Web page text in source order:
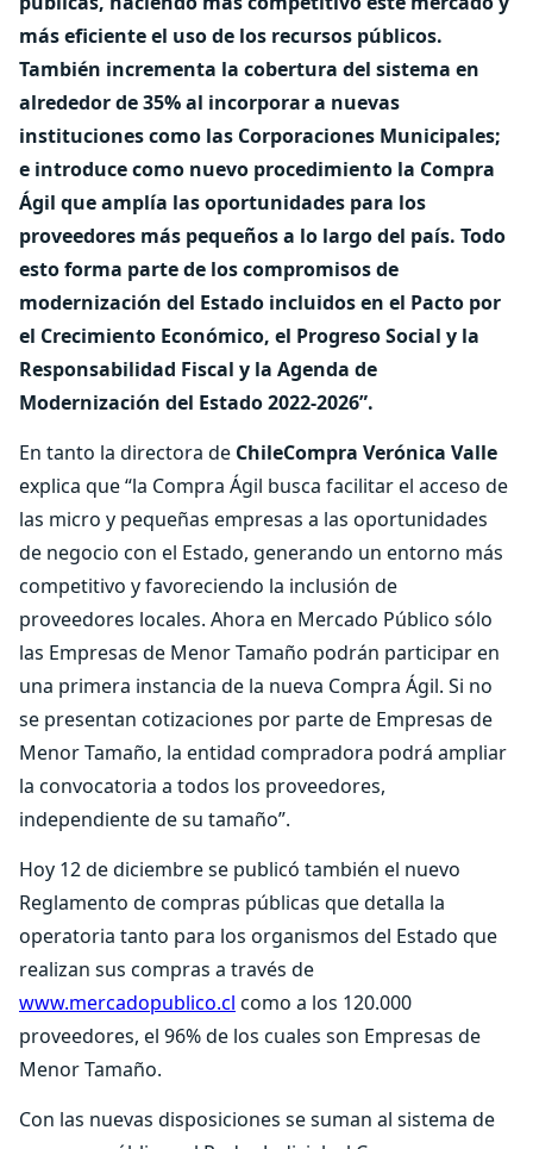
más eficiente el uso de los recursos públicos.
También incrementa la cobertura del sistema en
alrededor de 35% al incorporar a nuevas
instituciones como las Corporaciones Municipales;
e introduce como nuevo procedimiento la Compra
Ágil que amplía las oportunidades para los
proveedores más pequeños a lo largo del país. Todo
esto forma parte de los compromisos de
modernización del Estado incluidos en el Pacto por
el Crecimiento Económico, el Progreso Social y la
Responsabilidad Fiscal y la Agenda de
Modernización del Estado 2022-2026”.
En tanto la directora de ChileCompra Verónica Valle
explica que “la Compra Ágil busca facilitar el acceso de
las micro y pequeñas empresas a las oportunidades
de negocio con el Estado, generando un entorno más
competitivo y favoreciendo la inclusión de
proveedores locales. Ahora en Mercado Público sólo
las Empresas de Menor Tamaño podrán participar en
una primera instancia de la nueva Compra Ágil. Si no
se presentan cotizaciones por parte de Empresas de
Menor Tamaño, la entidad compradora podrá ampliar
la convocatoria a todos los proveedores,
independiente de su tamaño”.
Hoy 12 de diciembre se publicó también el nuevo
Reglamento de compras públicas que detalla la
operatoria tanto para los organismos del Estado que
realizan sus compras a través de
www.mercadopublico.cl como a los 120.000
proveedores, el 96% de los cuales son Empresas de
Menor Tamaño.
Con las nuevas disposiciones se suman al sistema de